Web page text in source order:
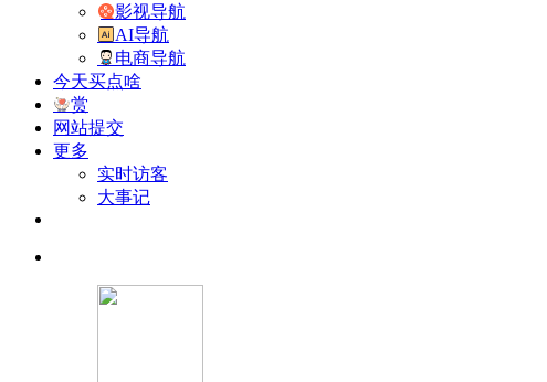
影视导航
AI导航
电商导航
今天买点啥
赏
网站提交
更多
实时访客
大事记